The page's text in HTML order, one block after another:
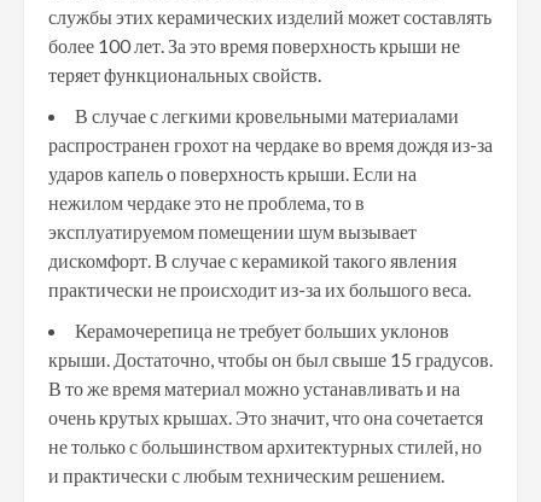
службы этих керамических изделий может составлять
более 100 лет. За это время поверхность крыши не
теряет функциональных свойств.
В случае с легкими кровельными материалами
распространен грохот на чердаке во время дождя из-за
ударов капель о поверхность крыши. Если на
нежилом чердаке это не проблема, то в
эксплуатируемом помещении шум вызывает
дискомфорт. В случае с керамикой такого явления
практически не происходит из-за их большого веса.
Керамочерепица не требует больших уклонов
крыши. Достаточно, чтобы он был свыше 15 градусов.
В то же время материал можно устанавливать и на
очень крутых крышах. Это значит, что она сочетается
не только с большинством архитектурных стилей, но
и практически с любым техническим решением.